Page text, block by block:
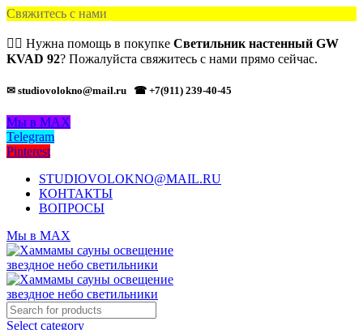
Свяжитесь с нами
🙋‍♂️ Нужна помощь в покупке Светильник настенный GW
KVAD 92? Пожалуйста свяжитесь с нами прямо сейчас.
✉ studiovolokno@mail.ru ☎ +7(911) 239-40-45
Мы в MAX
Telegram
Pinterest
STUDIOVOLOKNO@MAIL.RU
КОНТАКТЫ
ВОПРОСЫ
Мы в MAX
Select category